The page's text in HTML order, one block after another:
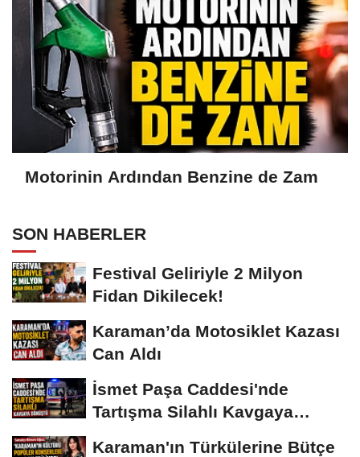
Motorinin Ardından Benzine de Zam
SON HABERLER
Festival Geliriyle 2 Milyon
Fidan Dikilecek!
Karaman’da Motosiklet Kazası
Can Aldı
İsmet Paşa Caddesi'nde
Tartışma Silahlı Kavgaya
Karaman'ın Türkülerine Bütçe